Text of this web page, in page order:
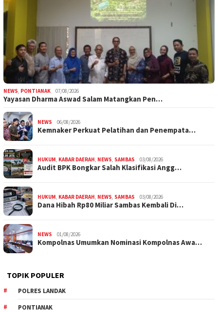
NEWS PONTIANAK 07/08/2026
Yayasan Dharma Aswad Salam Matangkan Pen…
NEWS 06/08/2026
Kemnaker Perkuat Pelatihan dan Penempata…
HUKUM KABAR DAERAH NEWS SAMBAS 03/08/2026
Audit BPK Bongkar Salah Klasifikasi Angg…
HUKUM KABAR DAERAH NEWS SAMBAS 03/08/2026
Dana Hibah Rp80 Miliar Sambas Kembali Di…
NEWS 01/08/2026
Kompolnas Umumkan Nominasi Kompolnas Awa…
TOPIK POPULER
POLRES LANDAK
PONTIANAK